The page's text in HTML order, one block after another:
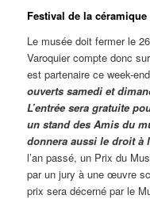
Festival de la céramique
Le musée doit fermer le
Varoquier compte donc
est partenaire ce week-
ouverts samedi et
L’entrée sera gratuite
un stand des Amis du
donnera aussi le droit à
l’an passé, un Prix du
par un jury à une œuvre
prix sera décerné par le